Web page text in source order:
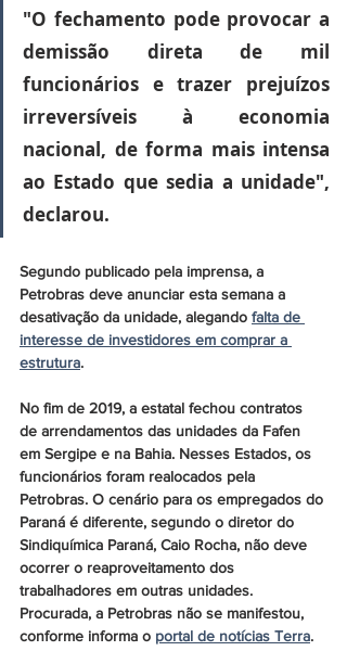
"O fechamento pode provocar a
demissão direta de mil
funcionários e trazer prejuízos
irreversíveis à economia
nacional, de forma mais intensa
ao Estado que sedia a unidade",
declarou.
Segundo publicado pela imprensa, a
Petrobras deve anunciar esta semana a
desativação da unidade, alegando falta de
interesse de investidores em comprar a
estrutura.
No fim de 2019, a estatal fechou contratos
de arrendamentos das unidades da Fafen
em Sergipe e na Bahia. Nesses Estados, os
funcionários foram realocados pela
Petrobras. O cenário para os empregados do
Paraná é diferente, segundo o diretor do
Sindiquímica Paraná, Caio Rocha, não deve
ocorrer o reaproveitamento dos
trabalhadores em outras unidades.
Procurada, a Petrobras não se manifestou,
conforme informa o portal de notícias Terra.